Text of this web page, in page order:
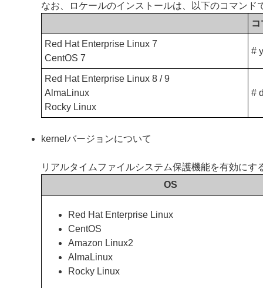
なお、ロケールのインストールは、以下のコマンド
Red Hat Enterprise Linux 7
CentOS 7
#
Red Hat Enterprise Linux 8 / 9
AlmaLinux
Rocky Linux
#
kernelバージョンについて
リアルタイムファイルシステム保護機能を有効に
OS
Red Hat Enterprise Linux
CentOS
Amazon Linux2
AlmaLinux
Rocky Linux